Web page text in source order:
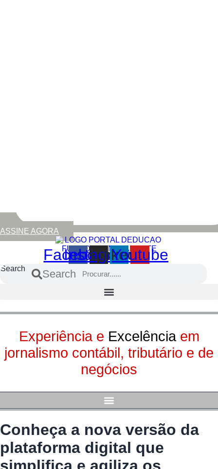
ASSINE AGORA
Facebook
Instagram
Linkedin
Youtube
Search Search
Experiência e Excelência em
jornalismo contábil, tributário e de
negócios
Conheça a nova versão da
plataforma digital que